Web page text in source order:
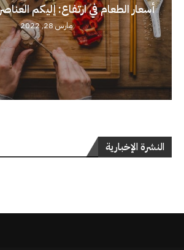
أسعار الطعام في ارتفاع: إليكم
مارس 28, 2022
النشرة الإخبارية